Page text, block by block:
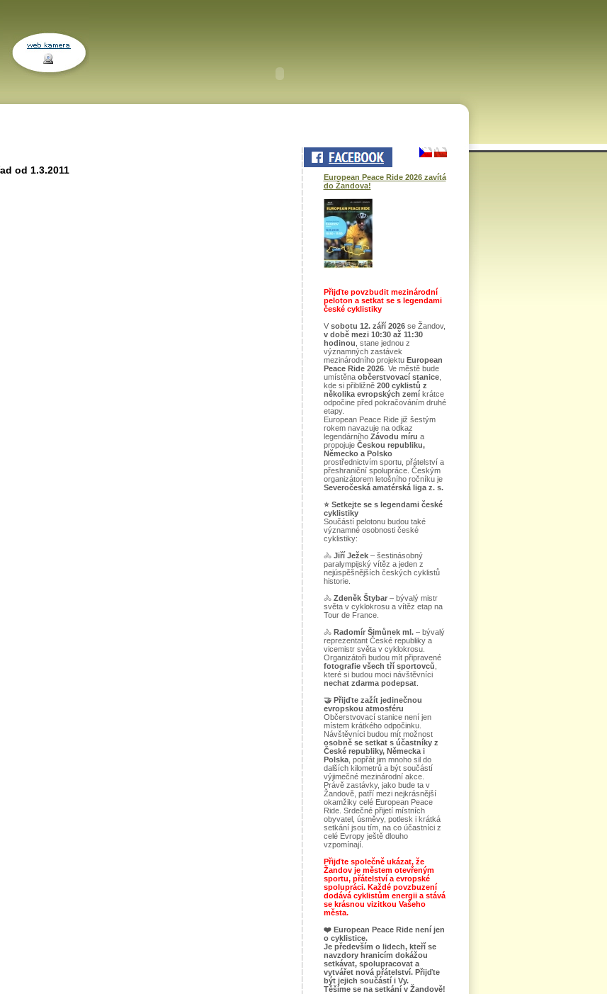
European Peace Ride 2026 zavítá
do Žandova!
Přijďte povzbudit mezinárodní
peloton a setkat se s legendami
české cyklistiky
V sobotu 12. září 2026se Žandov,
v době mezi 10:30 až 11:30
hodinou , stane jednou z
významných zastávek
mezinárodního projektu European
Peace Ride 2026. Ve městě bude
umístěna občerstvovací stanice,
kde si přibližně 200 cyklistů z
několika evropských zemíkrátce
odpočine před pokračováním druhé
etapy.
European Peace Ride již šestým
rokem navazuje na odkaz
legendárního Závodu míru a
propojuje Českou republiku,
Německo a Polsko
prostřednictvím sportu, přátelství a
přeshraniční spolupráce. Českým
organizátorem letošního ročníku je
Severočeská amatérská liga z. s.
⭐Setkejte se s legendami české
cyklistiky
Součástí pelotonu budou také
významné osobnosti české
cyklistiky:
🚴 Jiří Ježek– šestinásobný
paralympijský vítěz a jeden z
nejúspěšnějších českých cyklistů
historie.
🚴 Zdeněk Štybar– bývalý mistr
světa v cyklokrosu a vítěz etap na
Tour de France.
🚴 Radomír Šimůnek ml.– bývalý
reprezentant České republiky a
vicemistr světa v cyklokrosu.
Organizátoři budou mít připravené
fotografie všech tří sportovců
které si budou moci návštěvníci
nechat zdarma podepsat.
🤝Přijďte zažít jedinečnou
evropskou atmosféru
Občerstvovací stanice není jen
místem krátkého odpočinku.
Návštěvníci budou mít možnost
osobně se setkat s účastníky z
České republiky, Německa i
Polska, popřát jim mnoho sil do
dalších kilometrů a být součástí
výjimečné mezinárodní akce.
Právě zastávky, jako bude ta v
Žandově, patří mezi nejkrásnější
okamžiky celé European Peace
Ride. Srdečné přijetí místních
obyvatel, úsměvy, potlesk i krátká
setkání jsou tím, na co účastníci z
celé Evropy ještě dlouho
vzpomínají.
Přijďte společně ukázat, že
Žandov je městem otevřeným
sportu, přátelství a evropské
spolupráci. Každé povzbuzení
dodává cyklistům energii a stává
se krásnou vizitkou Vašeho
města.
❤️European Peace Ride není jen
o cyklistice.
Je především o lidech, kteří se
navzdory hranicím dokážou
setkávat, spolupracovat a
vytvářet nová přátelství. Přijďte
být jejich součástí i Vy.
Těšíme se na setkání v Žandově!
od 1.3.2011